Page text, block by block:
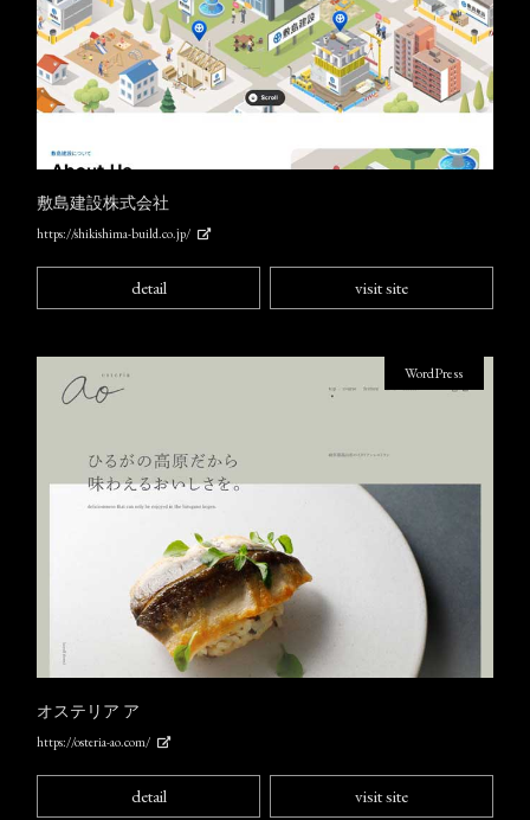
敷島建設株式会社
https://shikishima-build.co.jp/
detail visit site
オステリア ア
https://osteria-ao.com/
WordPress
detail visit site